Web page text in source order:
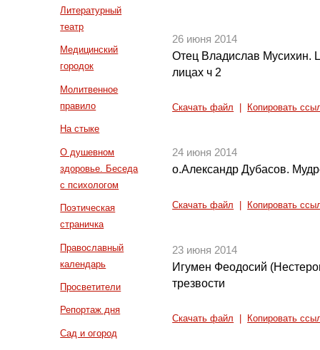
Литературный
театр
Медицинский
городок
Молитвенное
правило
На стыке
О душевном
здоровье. Беседа
с психологом
Поэтическая
страничка
Православный
календарь
Просветители
Репортаж дня
Сад и огород
26 июня 2014
Отец Владислав Мусихин.
лицах ч 2
Скачать файл Копировать
24 июня 2014
о.Александр Дубасов.
Скачать файл Копировать
23 июня 2014
Игумен Феодосий
трезвости
Скачать файл Копировать